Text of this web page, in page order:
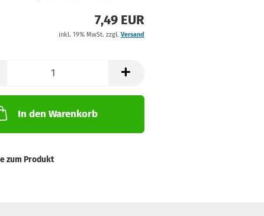
7,49 EUR
inkl. 19% MwSt. zzgl. Versand
In den Warenkorb
zum Produkt